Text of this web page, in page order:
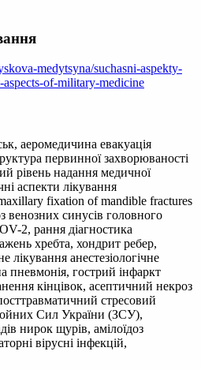
medytsyna/suchasni-aspekty-
of-military-medicine
аеромедичина евакуація
первинної захворюваності
рівень надання медичної
аспекти лікування
fixation of mandible fractures
венозних синусів головного
2, рання діагностика
хребта, хондрит ребер,
лікування анестезіологічне
пневмонія, гострий інфаркт
кінцівок, асептичний некроз
стресовий
Сил України (ЗСУ),
нирок щурів, амілоїдоз
вірусні інфекцій,